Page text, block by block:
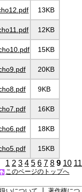
13KB
12KB
15KB
20KB
9KB
16KB
18KB
15KB
1 2 3 4 5 6 7 8 9 10 11
このページのトップへ